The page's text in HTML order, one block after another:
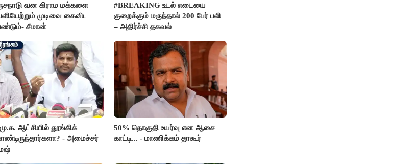
வன கிராம மக்களை
முடிவை கைவிட
சீமான்
#BREAKING உடல் எடையை
குறைக்கும் மருந்தால் 200 பேர் பலி
– அதிர்ச்சி தகவல்
ஆட்சியில் தூங்கிக்
- அமைச்சர்
50% தொகுதி உயர்வு என ஆசை
காட்டி... - மாணிக்கம் தாகூர்